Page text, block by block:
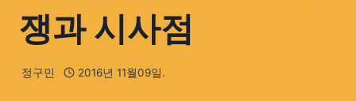
쟁과 시사점
정구민 2016년 11월09일.